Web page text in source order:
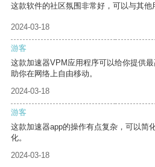
这款软件的社区氛围非常好，可以与其他
2024-03-18
游客
这款加速器VPM应用程序可以给你提供
助你在网络上自由移动。
2024-03-18
游客
这款加速器app的操作有点复杂，可以简
化。
2024-03-18